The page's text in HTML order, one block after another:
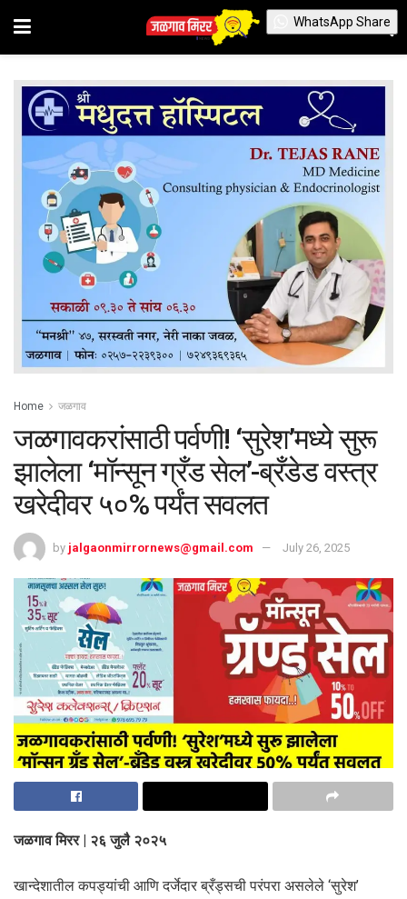
Home जळगाव
जळगावकरांसाठी पर्वणी! ‘सुरेश’मध्ये सुरू
झालेला ‘मॉन्सून ग्रँड सेल’-ब्रँडेड वस्त्र
खरेदीवर ५०% पर्यंत सवलत
by jalgaonmirrornews@gmail.com July 26, 2025
जळगाव मिरर | २६ जुलै २०२५
खान्देशातील कपड्यांची आणि दर्जेदार ब्रँड्सची परंपरा असलेले ‘सुरेश’
WhatsApp Share